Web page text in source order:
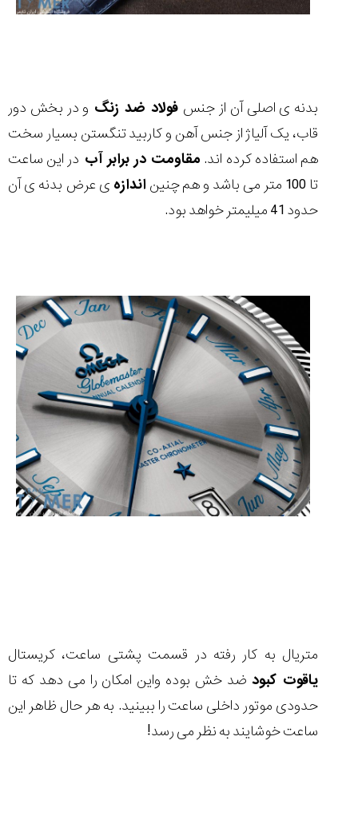
بدنه ی اصلی آن از جنس فولاد ضد زنگ و در بخش دور
قاب، یک آلیاژ از جنس آهن و کاربید تنگستن بسیار سخت
هم استفاده کرده اند. مقاومت در برابر آب در این ساعت
تا 100 متر می باشد و هم چنین
اندازه ی عرض بدنه ی آن
حدود 41 میلیمتر خواهد بود.
متریال به کار رفته در قسمت پشتی ساعت، کریستال
یاقوت کبود ضد خش بوده واین امکان را می دهد که تا
حدودی موتور داخلی ساعت را ببینید. به هر حال ظاهر این
ساعت خوشایند به نظر می رسد!